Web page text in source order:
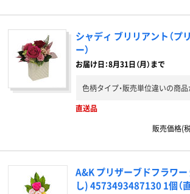
シャディ ブリリアント（プ
ー）
お届け日：8月31日（月）まで
色柄タイプ・販売単位違いの商
直送品
販売価格(
A&K プリザーブドフラワ
し) 4573493487130 1個（直